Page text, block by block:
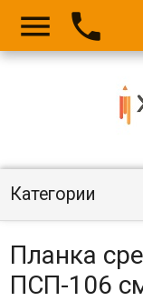
 
Категории
Планка
ПСП-106